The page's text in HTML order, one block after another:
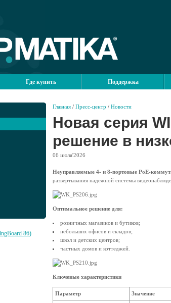
Где купить Поддержка
Главная / Пресс-центр / Новости
Новая серия
решение в
06 июля'2026
Неуправляемые 4- и 8-портовые PoE-
развертывания надежной системы
Оптимальное решение для:
розничных магазинов и бутиков;
небольших офисов и складов;
школ и детских центров;
частных домов и коттеджей.
Ключевые характеристики
Параметр Значение